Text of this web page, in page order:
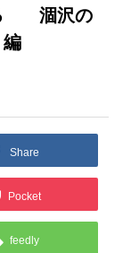
る 涸沢の
Share
Pocket
feedly